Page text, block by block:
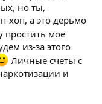
но ты,
хоп, а это дерьмо
простить моё
из-за этого
Личные счеты с
и